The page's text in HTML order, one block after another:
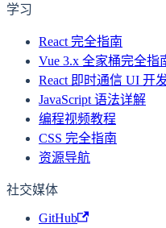
学习
React 完全指南
Vue 3.x 全家桶完全指
React 即时通信 UI 开
JavaScript 语法详解
编程视频教程
CSS 完全指南
资源导航
社交媒体
GitHub